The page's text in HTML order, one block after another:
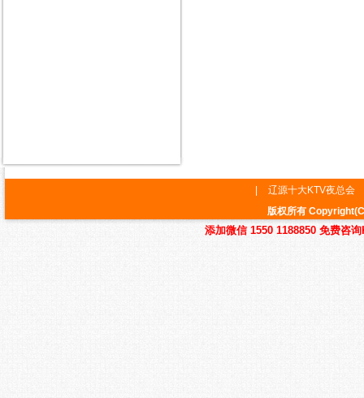
辽源十大KTV夜总会
版权所有
添加微信 1550 1188850 免费咨